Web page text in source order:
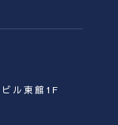
ル東館1F